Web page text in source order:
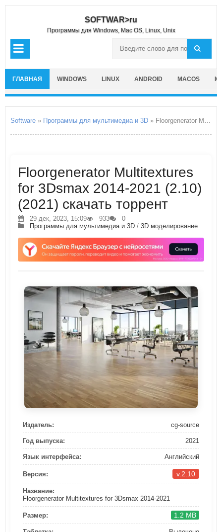
SOFTWAR>ru
Программы для Windows, Mac OS, Linux, Unix
ГЛАВНАЯ WINDOWS LINUX ANDROID MACOS
Software » Программы для мультимедиа и 3D » Floorgenerator Multitextures for 3Dsmax 2014-2021
Floorgenerator Multitextures
for 3Dsmax 2014-2021 (2.10)
(2021) скачать торрент
29-дек, 2023, 15:09 933
0
Программы для мультимедиа и 3D / 3D моделирование
Издатель: cg-source
Год выпуска: 2021
Язык интерфейса: Английский
Версия: v.2.10
Название:
Floorgenerator Multitextures for 3Dsmax 2014-2021
Размер: 1.2 MB